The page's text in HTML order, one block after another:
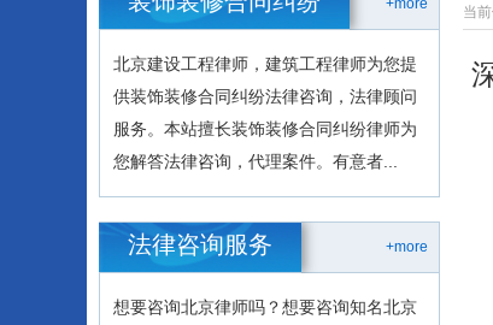
+more
北京建设工程律师，建筑工程律师为您提
供装饰装修合同纠纷法律咨询，法律顾问
服务。本站擅长装饰装修合同纠纷律师为
您解答法律咨询，代理案件。有意者...
+more
法律咨询服务
想要咨询北京律师吗？想要咨询知名北京
当前